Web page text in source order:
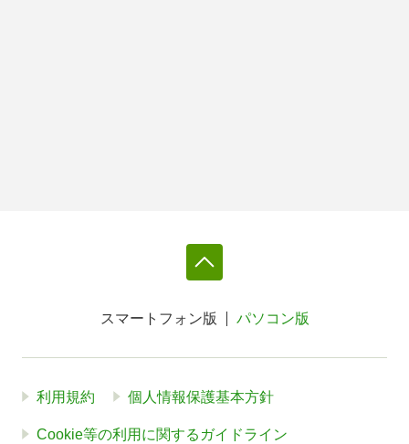
スマートフォン版 パソコン版
利用規約 個人情報保護基本方針
Cookie等の利用に関するガイドライン